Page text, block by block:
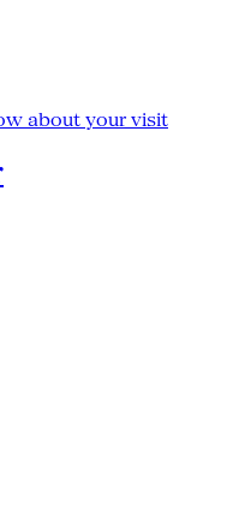
about your visit